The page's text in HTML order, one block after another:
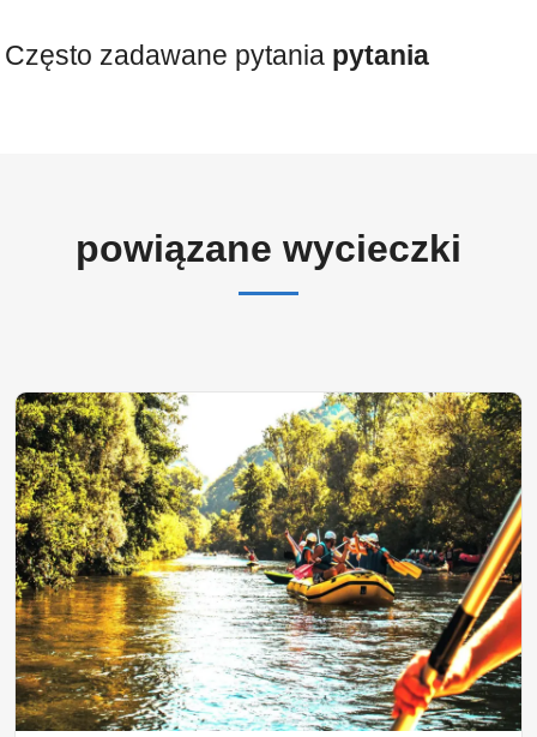
Często zadawane pytania pytania
powiązane wycieczki